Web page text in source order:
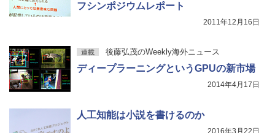
フシンポジウムレポート
2011年12月16日
連載 後藤弘茂のWeekly海外ニュース
ディープラーニングというGPUの新市場
2014年4月17日
人工知能は小説を書けるのか
2016年3月22日